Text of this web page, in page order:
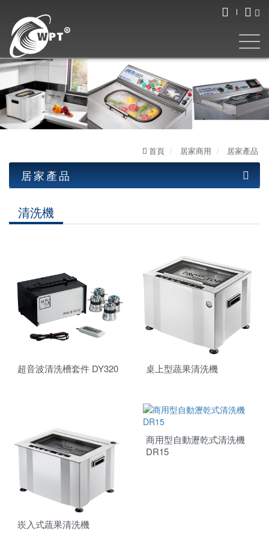
首頁 居家商用 居家產品
居家產品
油水分離機
泵浦式系列
皮帶式系列
交流低壓系列
交流高壓系列
直流系列
超音波清洗機
桌上型
落地型
超音波熔接代工
單點熔接
金屬埋植咬合
SEIKO運動器材代工
居家產品
居家系列
DIY系列
分離式脫菜機
商用系列
霧化器
清洗機
超音波清洗槽套件 DY320 桌上型蔬果清洗機
崁入式蔬果清洗機
商用型自動瀝乾式清洗機
DR15